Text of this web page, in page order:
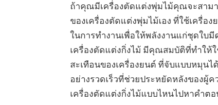
ถ้าคุณมีเครื่องตัดแต่งพุ่มไม้คุณจะสาม
ของเครื่องตัดแต่งพุ่มไม้เอง ที่ใช้เครื่อ
ในการทำงานเพื่อให้พลังงานแก่ชุดใบ
เครื่องตัดแต่งกิ่งไม้ มีคุณสมบัติที่ทำให้
สะเทือนของเครื่องยนต์ ที่จับแบบหมุน
อย่างรวดเร็วที่ช่วยประหยัดหลังของผู้
เครื่องตัดแต่งกิ่งไม้แบบไหนไปหาคำต